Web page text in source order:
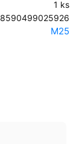
1 ks
8590499025926
M25